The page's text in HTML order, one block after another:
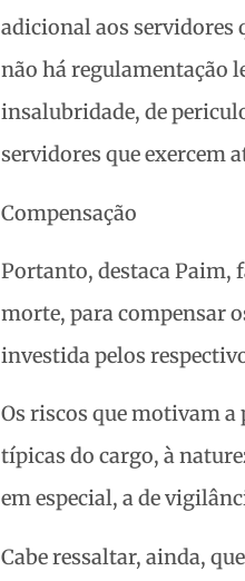
adicional aos servidores
não há regulamentação
insalubridade, de
servidores que exercem
Compensação
Portanto, destaca Paim,
morte, para compensar
investida pelos
Os riscos que motivam
típicas do cargo, à
em especial, a de
Cabe ressaltar, ainda,